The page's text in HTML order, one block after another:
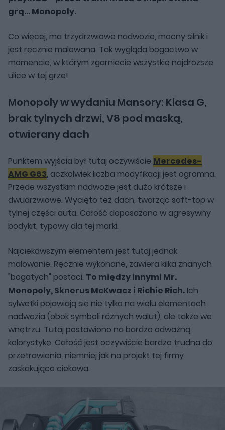
grą... Monopoly.
Co więcej, ma trzydrzwiowe nadwozie, mocny silnik i
jest ręcznie malowana. Tak wygląda bogactwo w
momencie, w którym zgarniecie wszystkie najdroższe
ulice w tej grze!
Monopoly w wydaniu Mansory: Klasa G,
brak tylnych drzwi, V8 pod maską,
otwierany dach
Punktem wyjścia był tutaj oczywiście Mercedes-
AMG G63, aczkolwiek liczba modyfikacji jest ogromna.
Przede wszystkim nadwozie jest dużo krótsze i
dwudrzwiowe. Wycięto też dach, tworząc soft-top w
tylnej części auta. Całość doposażono w agresywny
bodykit, typowy dla tej marki.
Najciekawszym elementem jest tutaj jednak
malowanie. Ręcznie wykonane, zawiera kilka znanych
"bogatych" postaci. To między innymi Mr.
Monopoly, Sknerus McKwacz i Richie Rich. Ich
sylwetki pojawiają się nie tylko na wielu elementach
nadwozia (obok symboli różnych walut), ale także we
wnętrzu. Tutaj postawiono na bardzo odważną
kolorystykę. Całość jest oczywiście bardzo trudna do
przetrawienia, niemniej jak na projekt tej firmy
zaskakująco ciekawa.